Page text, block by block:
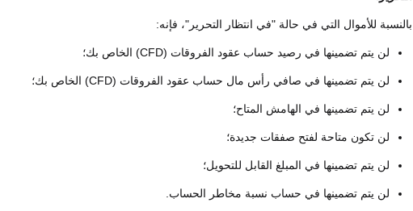
بالنسبة للأموال التي في حالة "في انتظار التحرير"، فإنه:
لن يتم تضمينها في رصيد حساب عقود الفروقات (CFD) الخاص بك؛
لن يتم تضمينها في صافي رأس مال حساب عقود الفروقات (CFD) الخاص بك؛
لن يتم تضمينها في الهامش المتاح؛
لن تكون متاحة لفتح صفقات جديدة؛
لن يتم تضمينها في المبلغ القابل للتحويل؛
لن يتم تضمينها في حساب نسبة مخاطر الحساب.